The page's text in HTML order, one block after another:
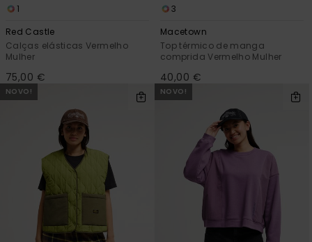
1
Red Castle
Calças elásticas Vermelho
Mulher
75,00 €
3
Macetown
Top térmico de manga
comprida Vermelho Mulher
40,00 €
NOVO! NOVO!